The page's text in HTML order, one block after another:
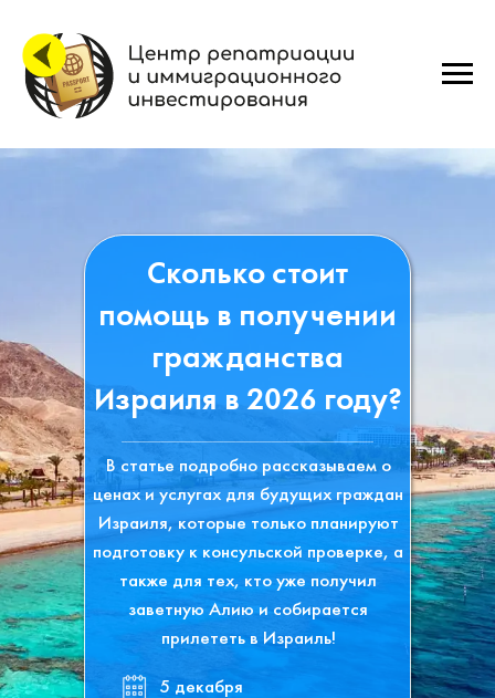
Сколько стоит
помощь в получении
гражданства
Израиля в 2026 году?
В статье подробно рассказываем о
ценах и услугах для будущих граждан
Израиля, которые только планируют
подготовку к консульской проверке, а
также для тех, кто уже получил
заветную Алию и собирается
прилететь в Израиль!
5 декабря